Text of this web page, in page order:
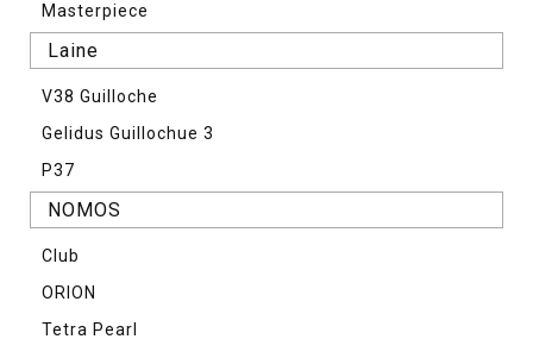
Masterpiece
Laine
V38 Guilloche
Gelidus Guillochue 3
P37
NOMOS
Club
ORION
Tetra Pearl